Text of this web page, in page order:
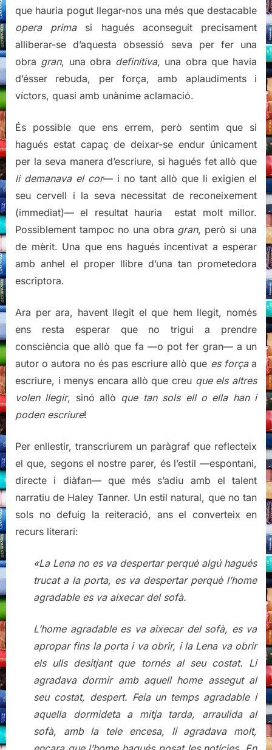
que hauria pogut llegar-nos una més que destacable
opera primasi hagués aconseguit precisament
alliberar-se d’aquesta obsessió seva per fer una
obra gran, una obra definitiva, una obra que havia
d’ésser rebuda, per força, amb aplaudiments i
víctors, quasi amb unànime aclamació.
És possible que ens errem, però sentim que si
hagués estat capaç de deixar-se endur únicament
per la seva manera d’escriure, si hagués fet allò que
li demanava el cor— i no tant allò que li exigien el
seu cervell i la seva necessitat de reconeixement
(immediat)— el resultat hauria estat molt millor.
Possiblement tampoc no una obra gran, però si una
de mèrit. Una que ens hagués incentivat a esperar
amb anhel el proper llibre d’una tan prometedora
escriptora.
Ara per ara, havent llegit el que hem llegit, només
ens resta esperar que no trigui a prendre
consciència que allò que fa —o pot fer gran— a un
autor o autora no és pas escriure allò que es forçaa
escriure, i menys encara allò que creu que els altres
volen llegir, sinó allò que tan sols ell o ella han i
poden escriure!
Per enllestir, transcriurem un paràgraf que reflecteix
el que, segons el nostre parer, és l’estil —espontani,
directe i diàfan— que més s’adiu amb el talent
narratiu de Haley Tanner. Un estil natural, que no tan
sols no defuig la reiteració, ans el converteix en
recurs literari:
«La Lena no es va despertar perquè algú hagués
trucat a la porta, es va despertar perquè l’home
agradable es va aixecar del sofà.
L’home agradable es va aixecar del sofà, es va
apropar fins la porta i va obrir, i la Lena va obrir
els ulls desitjant que tornés al seu costat. Li
agradava dormir amb aquell home assegut al
seu costat, despert. Feia un temps agradable i
aquella dormideta a mitja tarda, arraulida al
sofà, amb la tele encesa, li agradava molt,